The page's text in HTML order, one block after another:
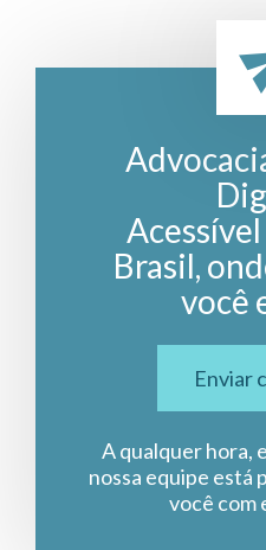
Brasil,
você
Enviar
A qualquer hora,
nossa equipe está
você com